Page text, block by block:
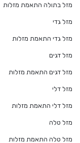
מזל בתולה התאמת מזלות
מזל גדי
מזל גדי התאמת מזלות
מזל דגים
מזל דגים התאמת מזלות
מזל דלי
מזל דלי התאמת מזלות
מזל טלה
מזל טלה התאמת מזלות